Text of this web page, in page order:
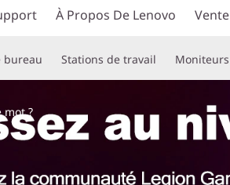
À Propos De Lenovo Vente
bureau Stations de travail Moniteurs
mot ?